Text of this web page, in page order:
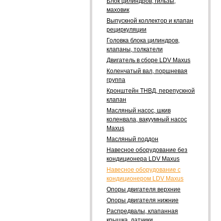
маховик
Выпускной коллектор и клапан
рециркуляции
Головка блока цилиндров,
клапаны, толкатели
Двигатель в сборе LDV Maxus
Коленчатый вал, поршневая
группа
Кронштейн ТНВД, перепускной
клапан
Масляный насос, шкив
коленвала, вакуумный насос
Maxus
Масляный поддон
Навесное оборудование без
кондиционера LDV Maxus
Навесное оборудование с
кондиционером LDV Maxus
Опоры двигателя верхние
Опоры двигателя нижние
Распредвалы, клапанная